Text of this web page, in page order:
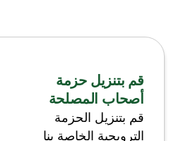
قم بتنزيل حزمة
أصحاب المصلحة
قم بتنزيل الحزمة
الترويجية الخاصة بنا